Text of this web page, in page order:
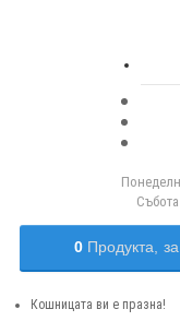
0 Продукта, за
Кошницата ви е празна!